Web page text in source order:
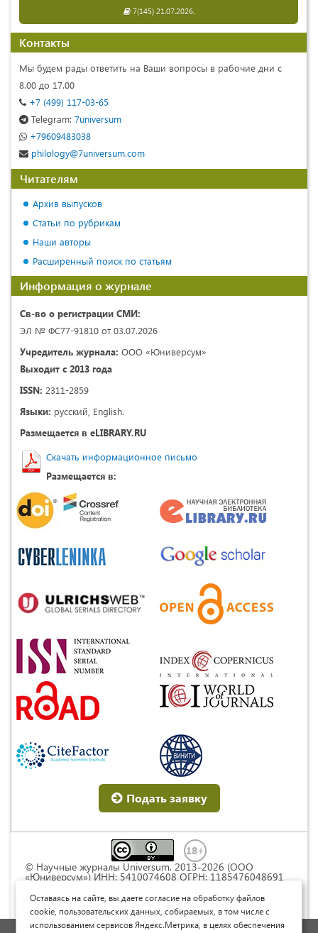
7(145) 21.07.2026.
Контакты
Мы будем рады ответить на Ваши вопросы в рабочие дни с
8.00 до 17.00
+7 (499) 117-03-65
Telegram: 7universum
+79609483038
philology@7universum.com
Читателям
Архив выпусков
Статьи по рубрикам
Наши авторы
Расширенный поиск по статьям
Информация о журнале
Св-во о регистрации СМИ:
ЭЛ № ФС77-91810 от 03.07.2026
Учредитель журнала: ООО «Юниверсум»
Выходит с 2013 года
ISSN: 2311-2859
Языки: русский, English.
Размещается в eLIBRARY.RU
Скачать информационное письмо
Размещается в:
Подать заявку
© Научные журналы Universum, 2013-2026 (ООО
«Юниверсум») ИНН: 5410074608 ОГРН: 1185476048691
Commons « Attribution» («Атрибуция») 4.0
Непортированная
Оставаясь на сайте, вы даете согласие на обработку файлов
cookie, пользовательских данных, собираемых, в том числе с
использованием сервисов Яндекс.Метрика, в целях обеспечения